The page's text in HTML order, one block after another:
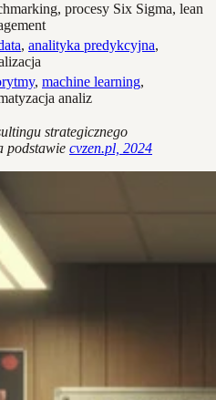
procesy Six Sigma, lean
, analityka predykcyjna,
, machine learning,
analiz
strategicznego
podstawie cvzen.pl, 2024